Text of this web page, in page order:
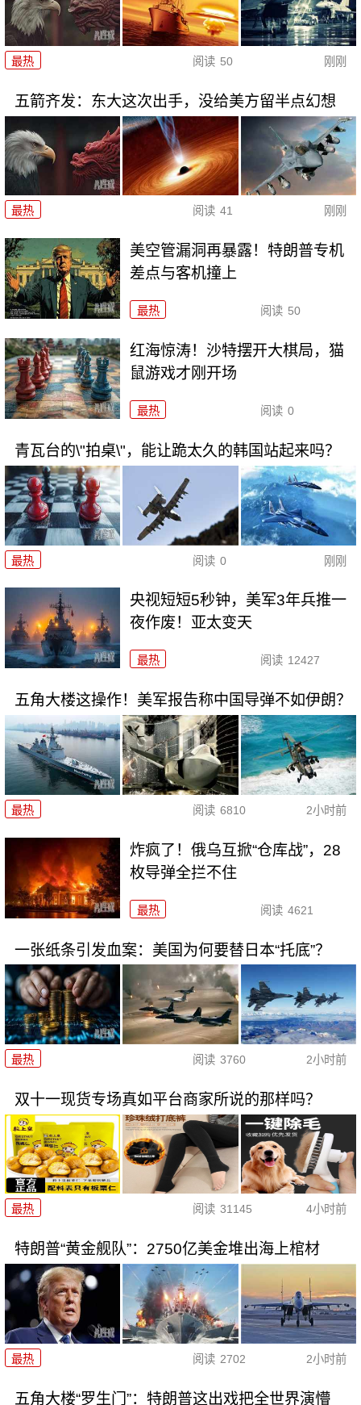
最热 阅读 50 刚刚
五箭齐发：东大这次出手，没给美方留半点幻想
最热 阅读 41 刚刚
美空管漏洞再暴露！特朗普专机
差点与客机撞上
最热 阅读 50
红海惊涛！沙特摆开大棋局，猫
鼠游戏才刚开场
最热 阅读 0
青瓦台的\"拍桌\"，能让跪太久的韩国站起来吗？
最热 阅读 0 刚刚
央视短短5秒钟，美军3年兵推一
夜作废！亚太变天
最热 阅读 12427
五角大楼这操作！美军报告称中国导弹不如伊朗？
最热 阅读 6810 2小时前
炸疯了！俄乌互掀“仓库战”，28
枚导弹全拦不住
最热 阅读 4621
一张纸条引发血案：美国为何要替日本“托底”？
最热 阅读 3760 2小时前
双十一现货专场真如平台商家所说的那样吗？
最热 阅读 31145 4小时前
特朗普“黄金舰队”：2750亿美金堆出海上棺材
最热 阅读 2702 2小时前
五角大楼“罗生门”：特朗普这出戏把全世界演懵